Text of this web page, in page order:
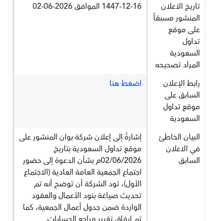
تاريخ الاعلان
المنشور مسبقاً
على موقع
تداول
السعودية
المراد تصحيحه
1447-12-16 الموافق 2026-06-02
رابط الإعلان
السابق على
موقع تداول
السعودية
اضغط هنا
البيان الخاطئ
في الاعلان
السابق
إشارةً إلى إعلان شركة بوان المنشور على
موقع تداول السعودية بتاريخ
02/06/2026م بشأن الدعوة إلى حضور
اجتماع الجمعية العامة العادية (الاجتماع
الأول)، تود الشركة أن توضح أنه تم
تحديث صياغة بنود الأعمال والعقود
الواردة ضمن جدول أعمال الجمعية، كما